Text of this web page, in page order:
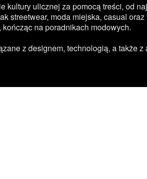
kultury ulicznej za pomocą treści, od
streetwear, moda miejska, casual oraz
kończąc na poradnikach modowych.
z designem, technologią, a także